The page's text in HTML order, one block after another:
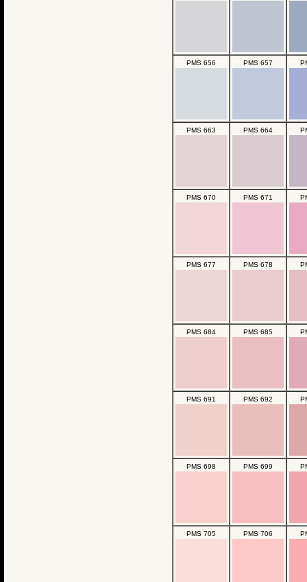
PMS 656 PMS 657
PMS 663 PMS 664
PMS 670 PMS 671
PMS 677 PMS 678
PMS 684 PMS 685
PMS 691 PMS 692
PMS 698 PMS 699
PMS 705 PMS 706